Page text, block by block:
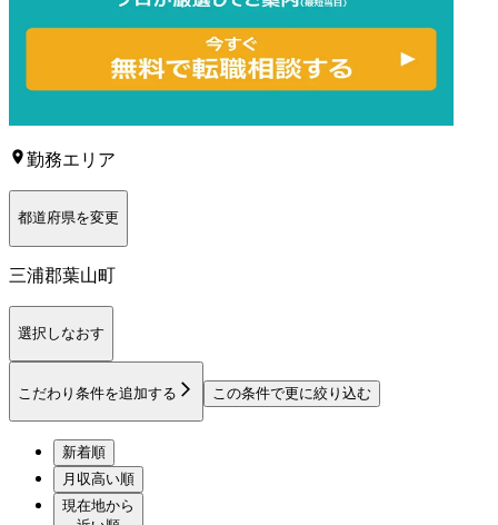
勤務エリア
都道府県を変更
三浦郡葉山町
選択しなおす
こだわり条件を追加する この条件で更に絞り込む
新着順
月収高い順
現在地から